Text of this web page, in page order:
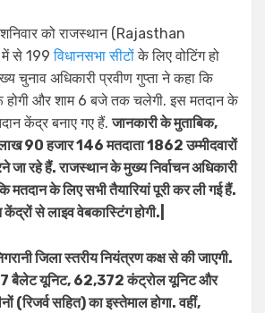
को राजस्थान (Rajasthan
में से 199विधानसभा सीटोंके लिए वोटिंग हो
चुनाव अधिकारी प्रवीण गुप्ता ने कहा कि
होगी और शाम 6 बजे तक चलेगी. इस मतदान के
केंद्र बनाए गए हैं.जानकारी के मुताबिक,
90 हजार 146 मतदाता 1862 उम्मीदवारों
रहे हैं. राजस्थान के मुख्य निर्वाचन अधिकारी
मतदान के लिए सभी तैयारियां पूरी कर ली गई हैं.
से लाइव वेबकास्टिंग होगी.|
जिला स्तरीय नियंत्रण कक्ष से की जाएगी.
बैलेट यूनिट, 62,372 कंट्रोल यूनिट और
(रिजर्व सहित) का इस्तेमाल होगा. वहीं,